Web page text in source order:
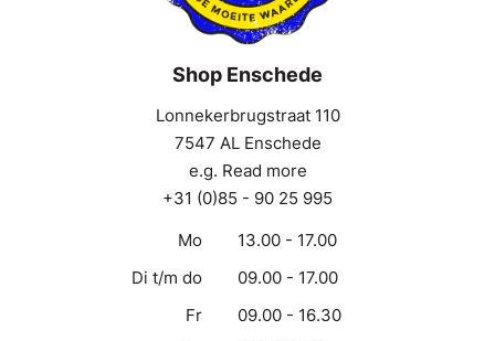
Shop Enschede
Lonnekerbrugstraat 110
7547 AL Enschede
e.g. Read more
+31 (0)85 - 90 25 995
Mo
13.00 - 17.00
Di t/m do
09.00 - 17.00
Fr
09.00 - 16.30